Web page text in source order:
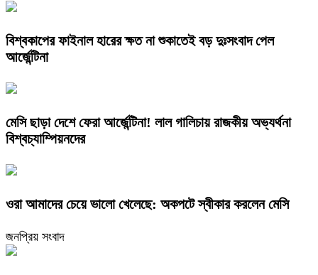
বিশ্বকাপের ফাইনাল হারের ক্ষত না শুকাতেই বড় দুঃসংবাদ পেল
আর্জেন্টিনা
​মেসি ছাড়া দেশে ফেরা আর্জেন্টিনা! লাল গালিচায় রাজকীয় অভ্যর্থনা
বিশ্বচ্যাম্পিয়নদের
​ওরা আমাদের চেয়ে ভালো খেলেছে: অকপটে স্বীকার করলেন মেসি
জনপ্রিয় সংবাদ